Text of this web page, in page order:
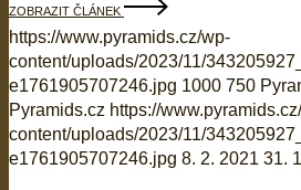
ZOBRAZIT ČLÁNEK
https://www.pyramids.cz/wp-
content/uploads/2023/11/
e1761905707246.jpg 1000 750
Pyramids.cz https://
content/uploads/2023/11/
e1761905707246.jpg 8. 2. 2021 31.